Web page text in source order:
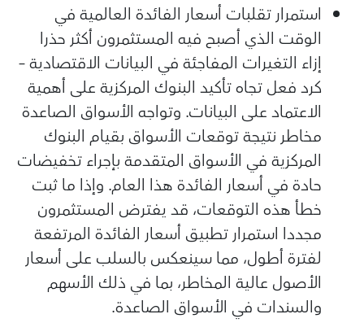
استمرار تقلبات أسعار الفائدة العالمية في
الوقت الذي أصبح فيه المستثمرون أكثر حذرا
إزاء التغيرات المفاجئة في البيانات الاقتصادية –
كرد فعل تجاه تأكيد البنوك المركزية على أهمية
الاعتماد على البيانات. وتواجه الأسواق الصاعدة
مخاطر نتيجة توقعات الأسواق بقيام البنوك
المركزية في الأسواق المتقدمة بإجراء تخفيضات
حادة في أسعار الفائدة هذا العام. وإذا ما ثبت
خطأ هذه التوقعات، قد يفترض المستثمرون
مجددا استمرار تطبيق أسعار الفائدة المرتفعة
لفترة أطول، مما سينعكس بالسلب على أسعار
الأصول عالية المخاطر، بما في ذلك الأسهم
والسندات في الأسواق الصاعدة.